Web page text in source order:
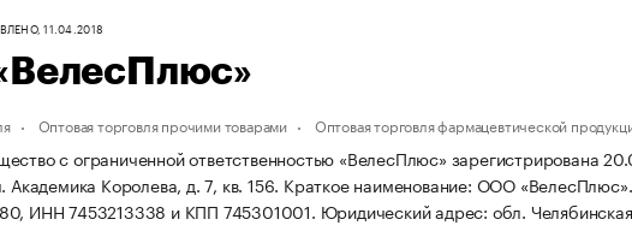
11.04.2018
Оптовая торговля прочими товарами Оптовая торговля фармацевтической
с ограниченной ответственностью «ВелесПлюс» зарегистрирована
Академика Королева, д. 7, кв. 156. Краткое наименование: ООО «ВелесПлюс».
ИНН 7453213338 и КПП 745301001. Юридический адрес: обл.